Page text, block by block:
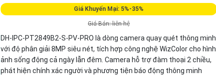
Giá Khuyến Mại: 5%-35%
Giá Bán: liên hệ
DH-IPC-PT2849B2-S-PV-PRO là dòng camera quay quét thông minh
với độ phân giải 8MP siêu nét, tích hợp công nghệ WizColor cho hình
ảnh sống động cả ngày lẫn đêm. Camera hỗ trợ đàm thoại 2 chiều,
phát hiện chính xác người và phương tiện báo động thông minh